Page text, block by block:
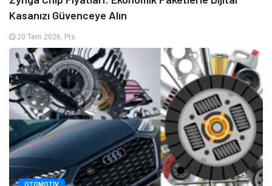
Kasanızı Güvenceye Alın
20 Tem 2026, Pts
OTOMOTIV